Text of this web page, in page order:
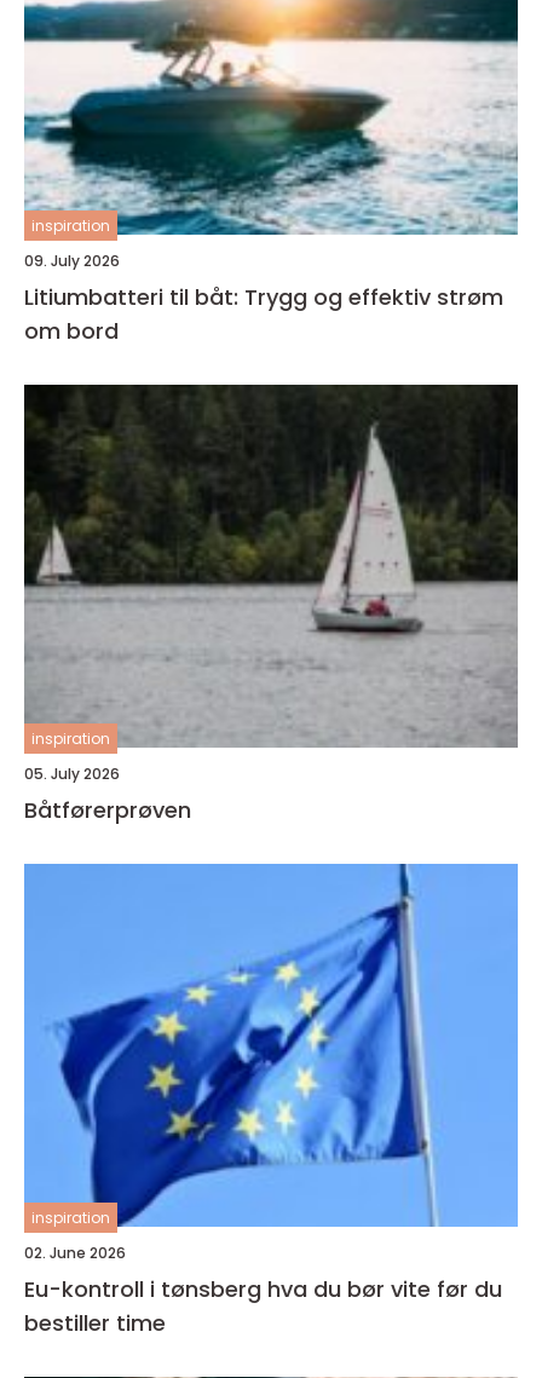
inspiration
09. July 2026
Litiumbatteri til båt: Trygg og effektiv strøm
om bord
inspiration
05. July 2026
Båtførerprøven
inspiration
02. June 2026
Eu-kontroll i tønsberg hva du bør vite før du
bestiller time